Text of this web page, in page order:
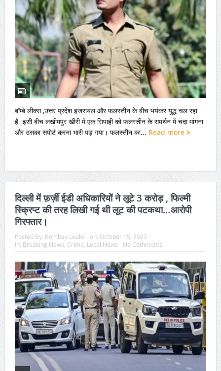
बॉम्बे लीक्स ,उत्तर प्रदेश इजरायल और फलस्तीन के बीच भयंकर युद्ध चल रहा
है।इसी बीच लखीमपुर खीरी में एक सिपाही को फलस्तीन के समर्थन में चंदा मांगना
और उसका सपोर्ट करना भारी पड़ गया। फलस्तीन का... Read more
दिल्ली में फ़र्ज़ी ईडी अधिकारियों ने लूटे 3 करोड़ , फिल्मी
स्क्रिप्ट की तरह लिखी गई थी लूट की पटकथा…आरोपी
गिरफ्तार।
Posted By: Bombay Leaks on: October 15, 2023
In: Breaking News Crime Local News No Comments